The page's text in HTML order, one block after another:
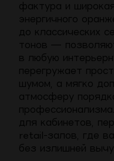
фактура и
энергичного
до классических
тонов —
в любую
перегружает
шумом, а мягко
атмосферу
для кабинетов,
retail-залов, где
без излишней